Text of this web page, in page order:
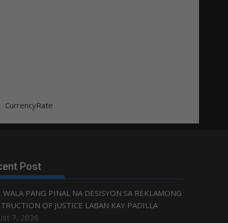
CurrencyRate
Post
WALA PANG PINAL NA DESISYON SA REKLAMONG
OF JUSTICE LABAN KAY PADILLA
7, 2026